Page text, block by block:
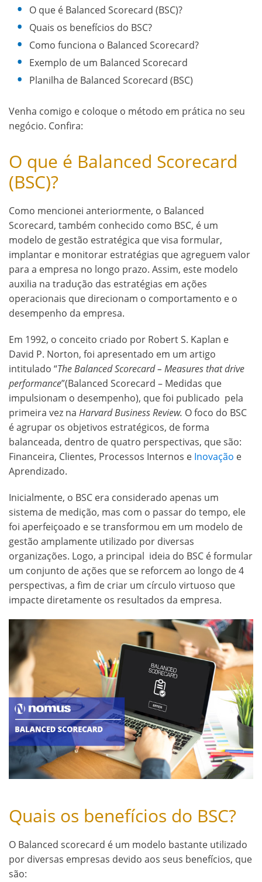
O que é Balanced Scorecard (BSC)?
Quais os benefícios do BSC?
Como funciona o Balanced Scorecard?
Exemplo de um Balanced Scorecard
Planilha de Balanced Scorecard (BSC)
Venha comigo e coloque o método em prática no seu
negócio. Confira:
O que é Balanced Scorecard
(BSC)?
Como mencionei anteriormente, o Balanced
Scorecard, também conhecido como BSC, é um
modelo de gestão estratégica que visa formular,
implantar e monitorar estratégias que agreguem valor
para a empresa no longo prazo. Assim, este modelo
auxilia na tradução das estratégias em ações
operacionais que direcionam o comportamento e o
desempenho da empresa.
Em 1992, o conceito criado por Robert S. Kaplan e
David P. Norton, foi apresentado em um artigo
intitulado “The Balanced Scorecard – Measures that drive
performance”(Balanced Scorecard – Medidas que
impulsionam o desempenho), que foi publicado pela
primeira vez na Harvard Business Review. O foco do BSC
é agrupar os objetivos estratégicos, de forma
balanceada, dentro de quatro perspectivas, que são:
Financeira, Clientes, Processos Internos e Inovação e
Aprendizado.
Inicialmente, o BSC era considerado apenas um
sistema de medição, mas com o passar do tempo, ele
foi aperfeiçoado e se transformou em um modelo de
gestão amplamente utilizado por diversas
organizações. Logo, a principal ideia do BSC é formular
um conjunto de ações que se reforcem ao longo de 4
perspectivas, a fim de criar um círculo virtuoso que
impacte diretamente os resultados da empresa.
Quais os benefícios do BSC?
O Balanced scorecard é um modelo bastante utilizado
por diversas empresas devido aos seus benefícios, que
são: